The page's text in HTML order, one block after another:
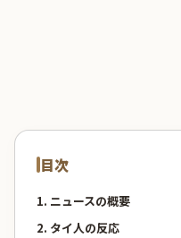
目次
1. ニュースの概要
2. タイ人の反応